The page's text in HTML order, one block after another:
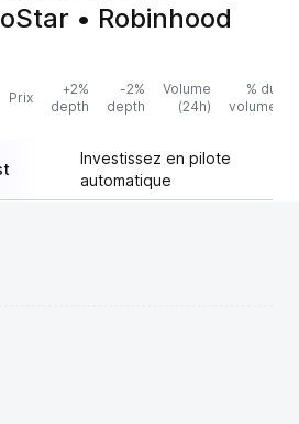
• Robinhood
Prix
+2%
depth
-2%
depth
Volume
(24h)
% du
volume
Investissez en pilote
automatique